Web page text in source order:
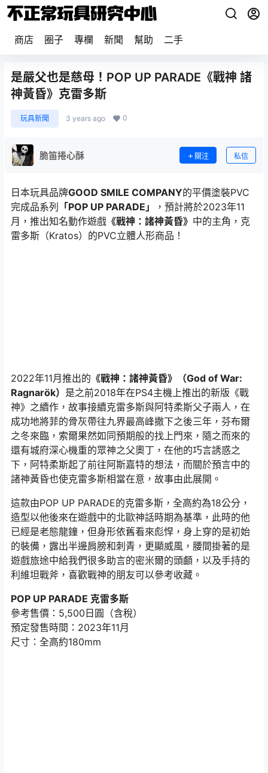
商店 圈子 專欄 新聞 幫助 二手
是嚴父也是慈母！POP UP PARADE《戰神 諸
神黃昏》克雷多斯
玩具新聞 3 years ago 0
脆笛捲心酥 關注 私信
日本玩具品牌GOOD SMILE COMPANY的平價塗裝PVC
完成品系列
「POP UP PARADE」
，預計將於2023年11
月，推出知名動作遊戲 《戰神：諸神黃昏》 中的主角，克
雷多斯（Kratos）的PVC立體人形商品！
2022年11月推出的 《戰神：諸神黃昏》（God of War:
Ragnarök） 是之前2018年在PS4主機上推出的新版《戰
神》之續作，故事接續克雷多斯與阿特柔斯父子兩人，在
成功地將菲的骨灰帶往九界最高峰撒下之後三年，芬布爾
之冬來臨，索爾果然如同預期般的找上門來，隨之而來的
還有城府深心機重的眾神之父奧丁，在他的巧言誘惑之
下，阿特柔斯起了前往阿斯嘉特的想法，而關於預言中的
諸神黃昏也使克雷多斯相當在意，故事由此展開。
這款由POP UP PARADE的克雷多斯，全高約為18公分，
造型以他後來在遊戲中的北歐神話時期為基準，此時的他
已經是老態龍鐘，但身形依舊看來彪悍，身上穿的是初始
的裝備，露出半邊肩膀和刺青，更顯威風，腰間掛著的是
遊戲旅途中給我們很多助言的密米爾的頭顱，以及手持的
利維坦戰斧，喜歡戰神的朋友可以參考收藏。
POP UP PARADE 克雷多斯
參考售價：5,500日圓（含稅）
預定發售時間：2023年11月
尺寸：全高約180mm